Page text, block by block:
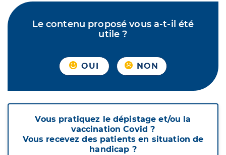
Le contenu proposé vous a-t-il été
utile ?
OUI NON
Vous pratiquez le dépistage et/ou la
vaccination Covid ?
Vous recevez des patients en situation de
handicap ?